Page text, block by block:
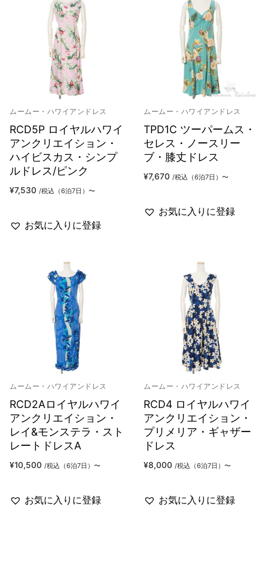
ムームー・ハワイアンドレス
RCD5P ロイヤルハワイ
アンクリエイション・
ハイビスカス・シンプ
ルドレス/ピンク
¥7,530 /税込（6泊7日）〜
お気に入りに登録
ムームー・ハワイアンドレス
TPD1C ツーパームス・
セレス・ノースリー
ブ・膝丈ドレス
¥7,670 /税込（6泊7日）〜
お気に入りに登録
ムームー・ハワイアンドレス
RCD2Aロイヤルハワイ
アンクリエイション・
レイ&モンステラ・スト
レートドレスA
¥10,500 /税込（6泊7日）〜
お気に入りに登録
ムームー・ハワイアンドレス
RCD4 ロイヤルハワイ
アンクリエイション・
プリメリア・ギャザー
ドレス
¥8,000 /税込（6泊7日）〜
お気に入りに登録